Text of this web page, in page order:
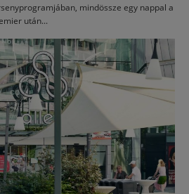
mindössze egy nappal a
után...